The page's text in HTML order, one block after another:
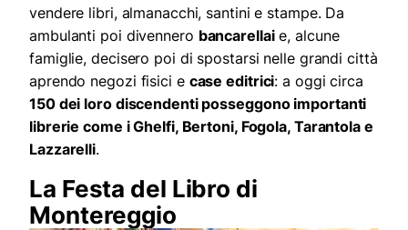
vendere libri, almanacchi, santini e stampe. Da
ambulanti poi divennero bancarellaie, alcune
famiglie, decisero poi di spostarsi nelle grandi città
aprendo negozi fisici e case editrici: a oggi circa
150 dei loro discendenti posseggono importanti
librerie come i Ghelfi, Bertoni, Fogola, Tarantola e
Lazzarelli.
La Festa del Libro di
Montereggio